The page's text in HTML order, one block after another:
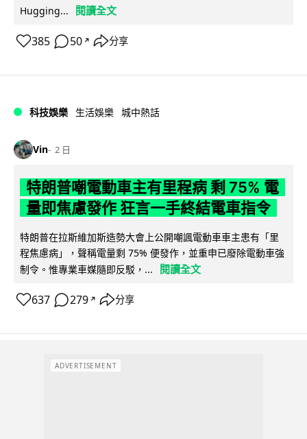
Hugging...
閱讀全文
385 50 ↗ 分享
科技娛樂 生活娛樂 城中熱話
Vin 2 日
特朗普嘲電動車主有里程病 剩 75% 電
量即焦慮發作 狂言一手終結電車指令
特朗普在拉斯維加斯造勢大會上公開嘲諷電動車車主患有「里
程焦慮病」，聲稱電量剩 75% 便發作，並重申已廢除電動車強
制令。惟專業車媒隨即反駁，...
閱讀全文
637 279 ↗ 分享
ADVERTISEMENT